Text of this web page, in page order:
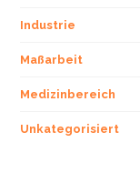
Industrie
Maßarbeit
Medizinbereich
Unkategorisiert